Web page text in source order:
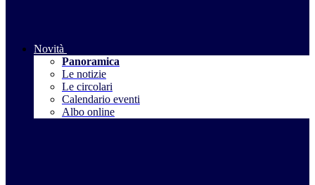
Novità
Panoramica
Le notizie
Le circolari
Calendario eventi
Albo online